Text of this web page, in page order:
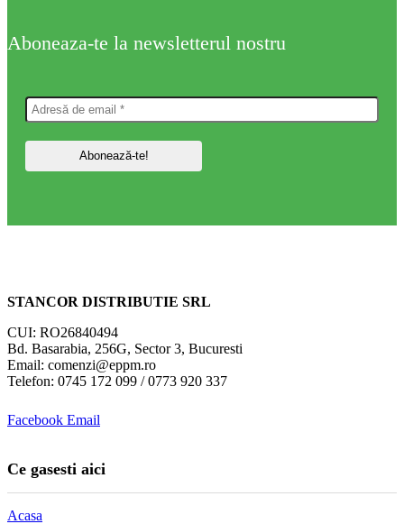
Aboneaza-te la newsletterul nostru
STANCOR DISTRIBUTIE SRL
CUI: RO26840494
Bd. Basarabia, 256G, Sector 3, Bucuresti
Email: comenzi@eppm.ro
Telefon: 0745 172 099 / 0773 920 337
Facebook Email
Ce gasesti aici
Acasa